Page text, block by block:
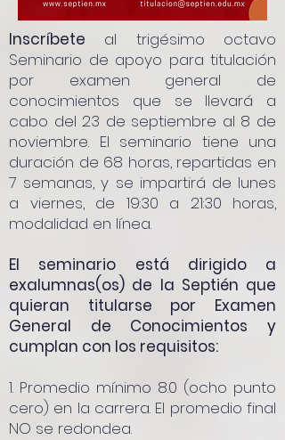
Inscríbete al trigésimo octavo
Seminario de apoyo para titulación
por examen general de
conocimientos que se llevará a
cabo del 23 de septiembre al 8 de
noviembre. El seminario tiene una
duración de 68 horas, repartidas en
7 semanas, y se impartirá de lunes
a viernes, de 19:30 a 21:30 horas,
modalidad en línea.
El seminario está dirigido a
exalumnas(os) de la Septién que
quieran titularse por Examen
General de Conocimientos y
cumplan con los requisitos:
1. Promedio mínimo 8.0 (ocho punto
cero) en la carrera. El promedio final
NO se redondea.